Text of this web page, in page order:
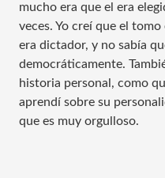
mucho era que el era
veces. Yo creí que el
era dictador, y no sabía
democráticamente.
historia personal, como
aprendí sobre su
que es muy orgulloso.